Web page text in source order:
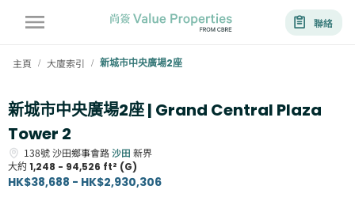
聯絡
主頁 / 大廈索引 / 新城市中央廣場2座
新城市中央廣場2座 | Grand Central Plaza
Tower 2
138號沙田鄉事會路沙田 新界
大約 1,248 - 94,526 ft² (G)
HK$38,688 - HK$2,930,306